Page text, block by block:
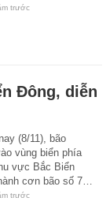
trước
Đông, diễn
(8/11), bão
vùng biển phía
vực Bắc Biển
cơn bão số 7…
trước